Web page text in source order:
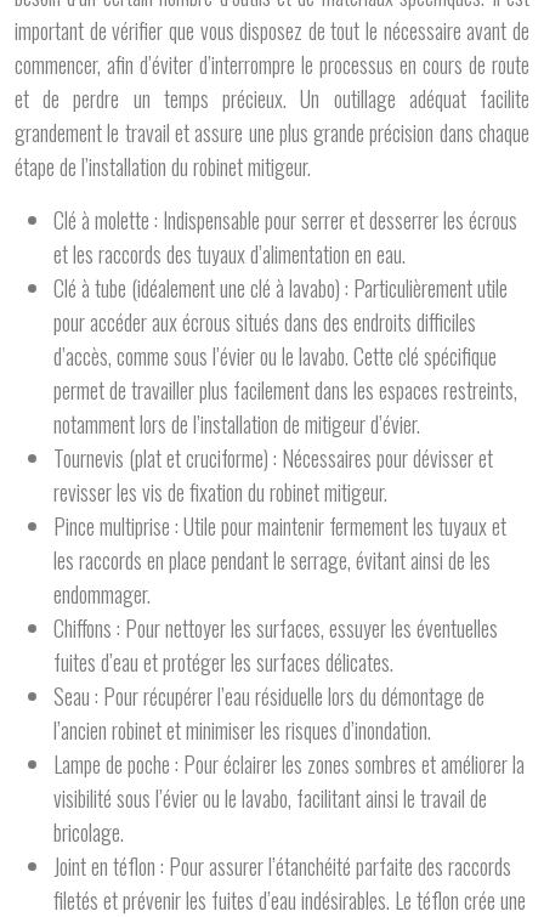
important de vérifier que vous disposez de tout le nécessaire avant de
commencer, afin d’éviter d’interrompre le processus en cours de route
et de perdre un temps précieux. Un outillage adéquat facilite
grandement le travail et assure une plus grande précision dans chaque
étape de l’installation du robinet mitigeur.
Clé à molette : Indispensable pour serrer et desserrer les écrous
et les raccords des tuyaux d’alimentation en eau.
Clé à tube (idéalement une clé à lavabo) : Particulièrement utile
pour accéder aux écrous situés dans des endroits difficiles
d’accès, comme sous l’évier ou le lavabo. Cette clé spécifique
permet de travailler plus facilement dans les espaces restreints,
notamment lors de l’installation de mitigeur d’évier.
Tournevis (plat et cruciforme) : Nécessaires pour dévisser et
revisser les vis de fixation du robinet mitigeur.
Pince multiprise : Utile pour maintenir fermement les tuyaux et
les raccords en place pendant le serrage, évitant ainsi de les
endommager.
Chiffons : Pour nettoyer les surfaces, essuyer les éventuelles
fuites d’eau et protéger les surfaces délicates.
Seau : Pour récupérer l’eau résiduelle lors du démontage de
l’ancien robinet et minimiser les risques d’inondation.
Lampe de poche : Pour éclairer les zones sombres et améliorer la
visibilité sous l’évier ou le lavabo, facilitant ainsi le travail de
bricolage.
Joint en téflon : Pour assurer l’étanchéité parfaite des raccords
filetés et prévenir les fuites d’eau indésirables. Le téflon crée une